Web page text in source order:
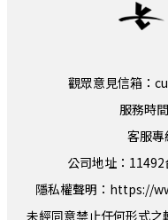
觀眾意見信箱：
服務時
客服
公司地址：
隱私權聲明： https://
未經同意禁止任何形式之